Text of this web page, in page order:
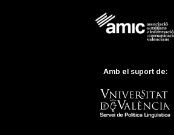
Amb el suport de: